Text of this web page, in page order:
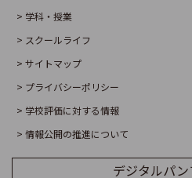
> 学科・授業
> スクールライフ
> サイトマップ
> プライバシーポリシー
> 学校評価に対する情報
> 情報公開の推進について
デジタルパ